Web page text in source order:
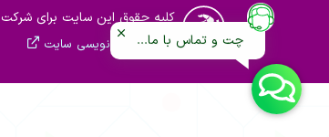
کلیه حقوق این سایت برای
درباره برنامه نویسی سایتچت و تماس با ما...